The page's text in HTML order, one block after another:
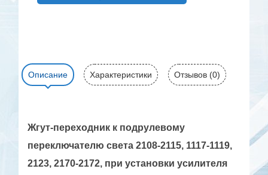
Описание Характеристики Отзывов (0)
Жгут-переходник к подрулевому
переключателю света 2108-2115, 1117-1119,
2123, 2170-2172, при установки усилителя